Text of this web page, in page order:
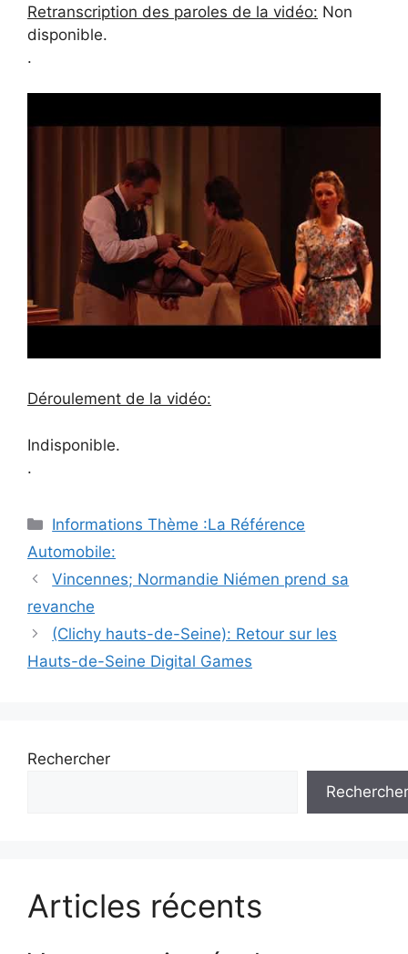
Retranscription des paroles de la vidéo: Non
disponible.
.
Déroulement de la vidéo:
Indisponible.
.
Catégories
Informations Thème :La Référence
Automobile:
Navigation
Vincennes; Normandie Niémen prend sa
revanche
(Clichy hauts-de-Seine): Retour sur les
Hauts-de-Seine Digital Games
Rechercher
Rechercher
Articles récents